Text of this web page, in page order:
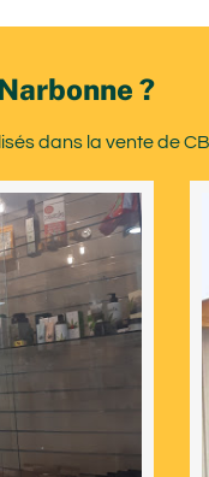
?
dans la vente de